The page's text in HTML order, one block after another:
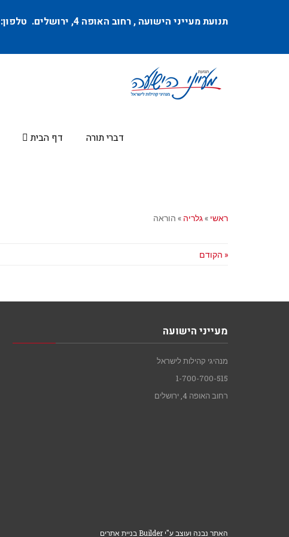
תנועת מעייני הישועה ,רחוב האופה 4 , ירושלים. טלפון:
דברי תורה דף הבית
ראשי »גלריה » הוראה
« הקודם
מעייני הישועה
מנהיגי קהילות לישראל
1-700-700-515
רחוב האופה 4, ירושלים
האתר נבנה ועוצב ע"י Builder בניית אתרים